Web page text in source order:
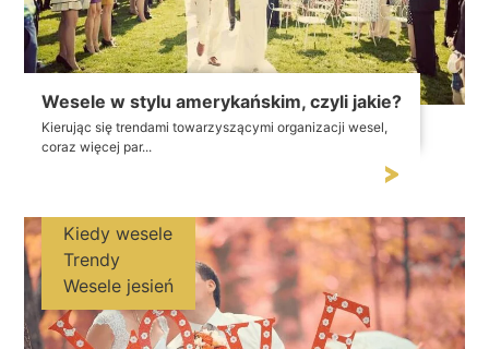
Wesele w stylu amerykańskim, czyli jakie?
Kierując się trendami towarzyszącymi organizacji wesel,
coraz więcej par...
Kiedy wesele
Trendy
Wesele jesień